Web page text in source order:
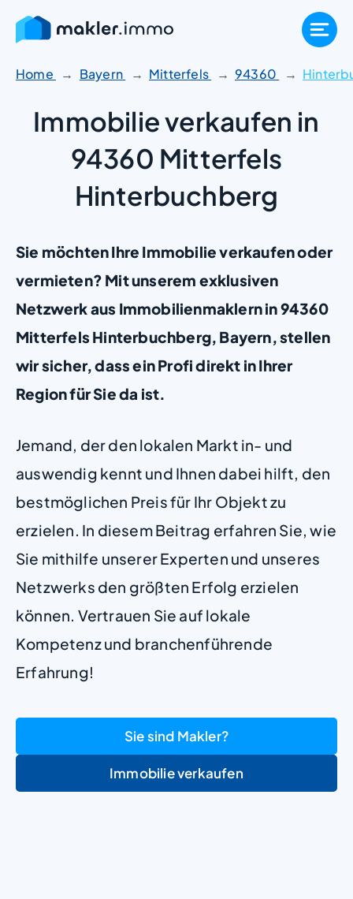
Zum
Inhalt
springen
Home Bayern Mitterfels 94360
Immobilie verkaufen in
94360 Mitterfels
Hinterbuchberg
Sie möchten Ihre Immobilie verkaufen oder
vermieten? Mit unserem exklusiven
Netzwerk aus Immobilienmaklern in 94360
Mitterfels Hinterbuchberg, Bayern, stellen
wir sicher, dass ein Profi direkt in Ihrer
Region für Sie da ist.
Jemand, der den lokalen Markt in- und
auswendig kennt und Ihnen dabei hilft, den
bestmöglichen Preis für Ihr Objekt zu
erzielen. In diesem Beitrag erfahren Sie, wie
Sie mithilfe unserer Experten und unseres
Netzwerks den größten Erfolg erzielen
können. Vertrauen Sie auf lokale
Kompetenz und branchenführende
Erfahrung!
Sie sind Makler?
Immobilie verkaufen